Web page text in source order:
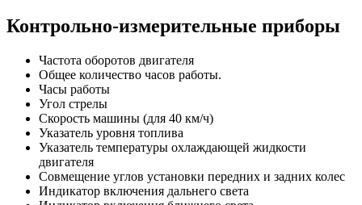
Контрольно-измерительные приборы
Частота оборотов двигателя
Общее количество часов работы.
Часы работы
Угол стрелы
Скорость машины (для 40 км/ч)
Указатель уровня топлива
Указатель температуры охлаждающей жидкости
двигателя
Совмещение углов установки передних и задних колес
Индикатор включения дальнего света